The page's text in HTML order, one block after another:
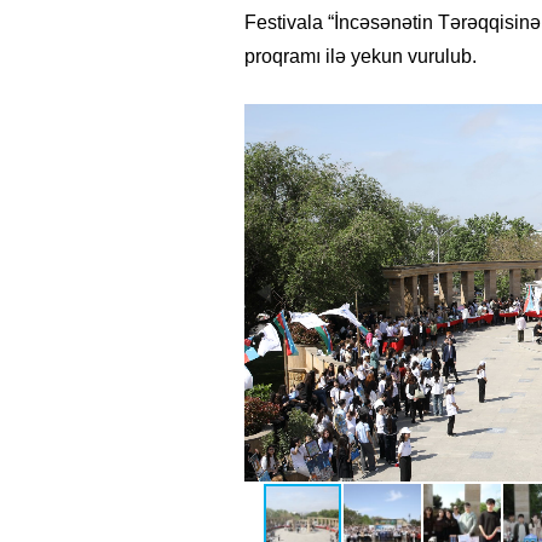
Festivala “İncəsənətin
proqramı ilə yekun vurulub.